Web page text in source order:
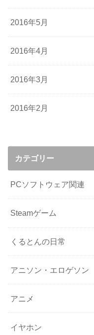
2016年5月
2016年4月
2016年3月
2016年2月
カテゴリー
PCソフトウェア関連
Steamゲーム
くるとんの日常
アニソン・エロゲソン
アニメ
イヤホン